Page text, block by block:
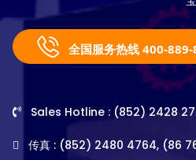
全国服务热线 400-
Sales Hotline : (852) 2428
传真 : (852) 2480 4764, (86